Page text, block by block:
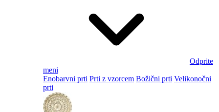
Odprite
meni
Enobarvni prti Prti z vzorcem Božični prti Velikonočni
prti​